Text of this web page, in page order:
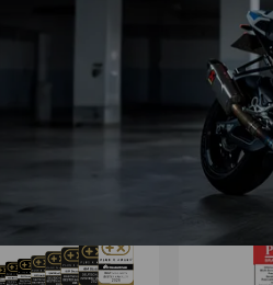
Bestellvorgang war unkompliziert
und der Versand ging flott – am
26.07. bestellt und am 31.07.
geliefert. Die Abdeckplane
entspricht genau der
Beschreibung und schützt
hervorragend. Absolute